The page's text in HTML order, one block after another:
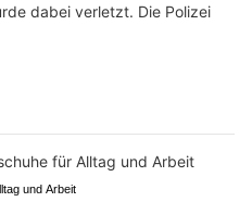
dabei verletzt. Die Polizei
und Arbeit